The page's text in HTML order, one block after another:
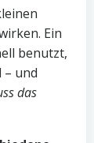
Ein
benutzt,
– und
das